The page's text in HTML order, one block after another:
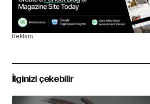
Reklam
İlginizi çekebilir